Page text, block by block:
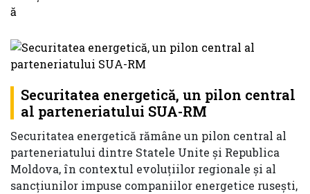
Securitatea energetică, un pilon central
al parteneriatului SUA-RM
Securitatea energetică rămâne un pilon central al
parteneriatului dintre Statele Unite și Republica
Moldova, în contextul evoluțiilor regionale și al
sancțiunilor impuse companiilor energetice rusești,